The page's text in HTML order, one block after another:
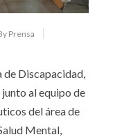
Prensa
de Discapacidad,
al equipo de
del área de
Mental,